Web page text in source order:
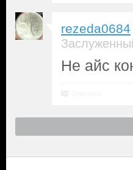
rezeda0684
Не айс